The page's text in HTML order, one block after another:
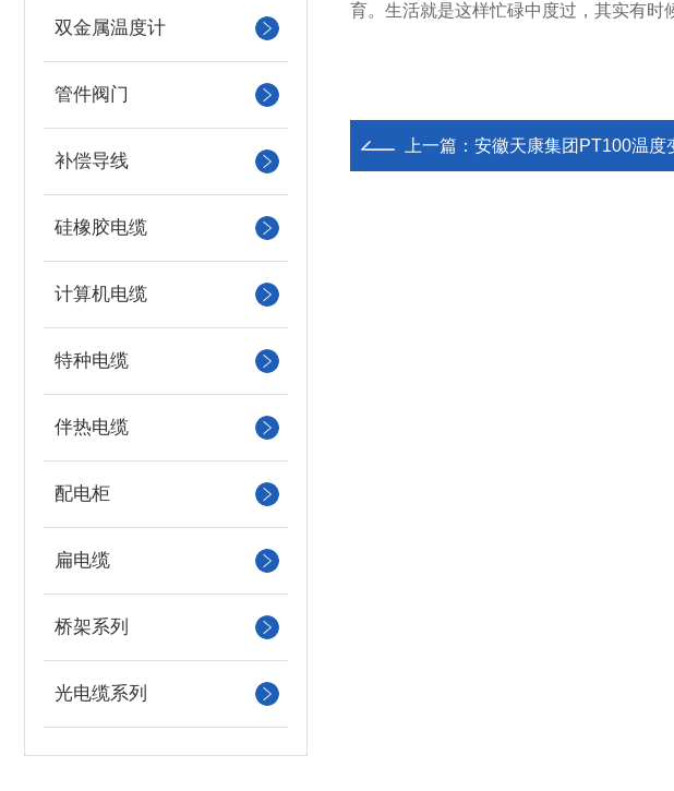
双金属温度计
管件阀门
补偿导线
硅橡胶电缆
计算机电缆
特种电缆
伴热电缆
配电柜
扁电缆
桥架系列
光电缆系列
育。生活就是这样忙碌中度过，其实有时
上一篇： 安徽天康集团PT100温度